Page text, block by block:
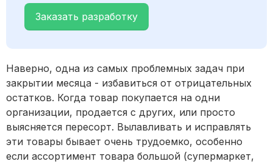
Заказать разработку
Наверно, одна из самых проблемных задач при
закрытии месяца - избавиться от отрицательных
остатков. Когда товар покупается на одни
организации, продается с других, или просто
выясняется пересорт. Вылавливать и исправлять
эти товары бывает очень трудоемко, особенно
если ассортимент товара большой (супермаркет,